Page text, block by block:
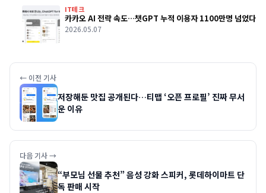
IT테크
카카오 AI 전략 속도…챗GPT 누적 이용자 1100만명 넘었다
2026.05.07
← 이전 기사
저장해둔 맛집 공개된다…티맵 ‘오픈 프로필’ 진짜 무서
운 이유
다음 기사 →
“부모님 선물 추천” 음성 강화 스피커, 롯데하이마트 단
독 판매 시작